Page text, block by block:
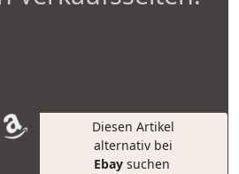
Diesen Artikel
alternativ bei
Ebay suchen